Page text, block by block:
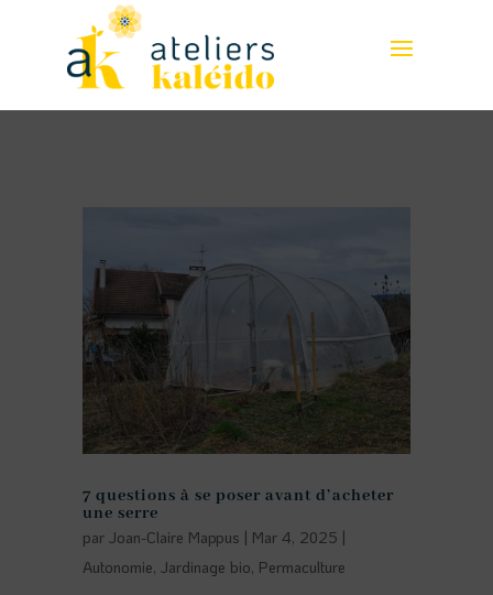
7 questions à se poser avant d’acheter
une serre
par Joan-Claire Mappus | Mar 4, 2025 |
Autonomie, Jardinage bio, Permaculture